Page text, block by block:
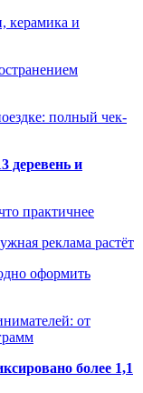
керамика и
полный чек-
деревень и
практичнее
реклама растёт
оформить
от
более 1,1